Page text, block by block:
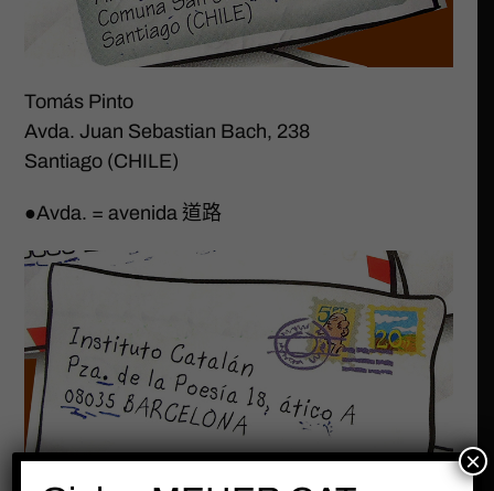
Tomás Pinto
Avda. Juan Sebastian Bach, 238
Santiago (CHILE)
●Avda. = avenida 道路
×